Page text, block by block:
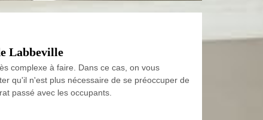
Labbeville
complexe à faire. Dans ce cas, on vous
qu'il n'est plus nécessaire de se préoccuper de
passé avec les occupants.